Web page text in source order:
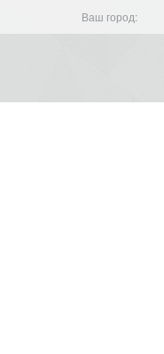
Ваш город: